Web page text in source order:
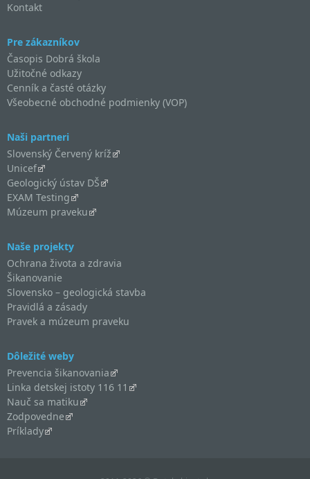
Kontakt
Pre zákazníkov
Časopis Dobrá škola
Užitočné odkazy
Cenník a časté otázky
Všeobecné obchodné podmienky (VOP)
Naši partneri
Slovenský Červený kríž
Unicef
Geologický ústav DŠ
EXAM Testing
Múzeum praveku
Naše projekty
Ochrana života a zdravia
Šikanovanie
Slovensko – geologická stavba
Pravidlá a zásady
Pravek a múzeum praveku
Dôležité weby
Prevencia šikanovania
Linka detskej istoty 116 11
Nauč sa matiku
Zodpovedne
Príklady